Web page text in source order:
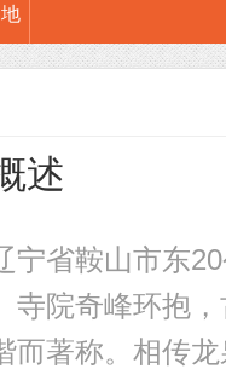
述
宁省鞍山市东
寺院奇峰环抱
而著称。相传